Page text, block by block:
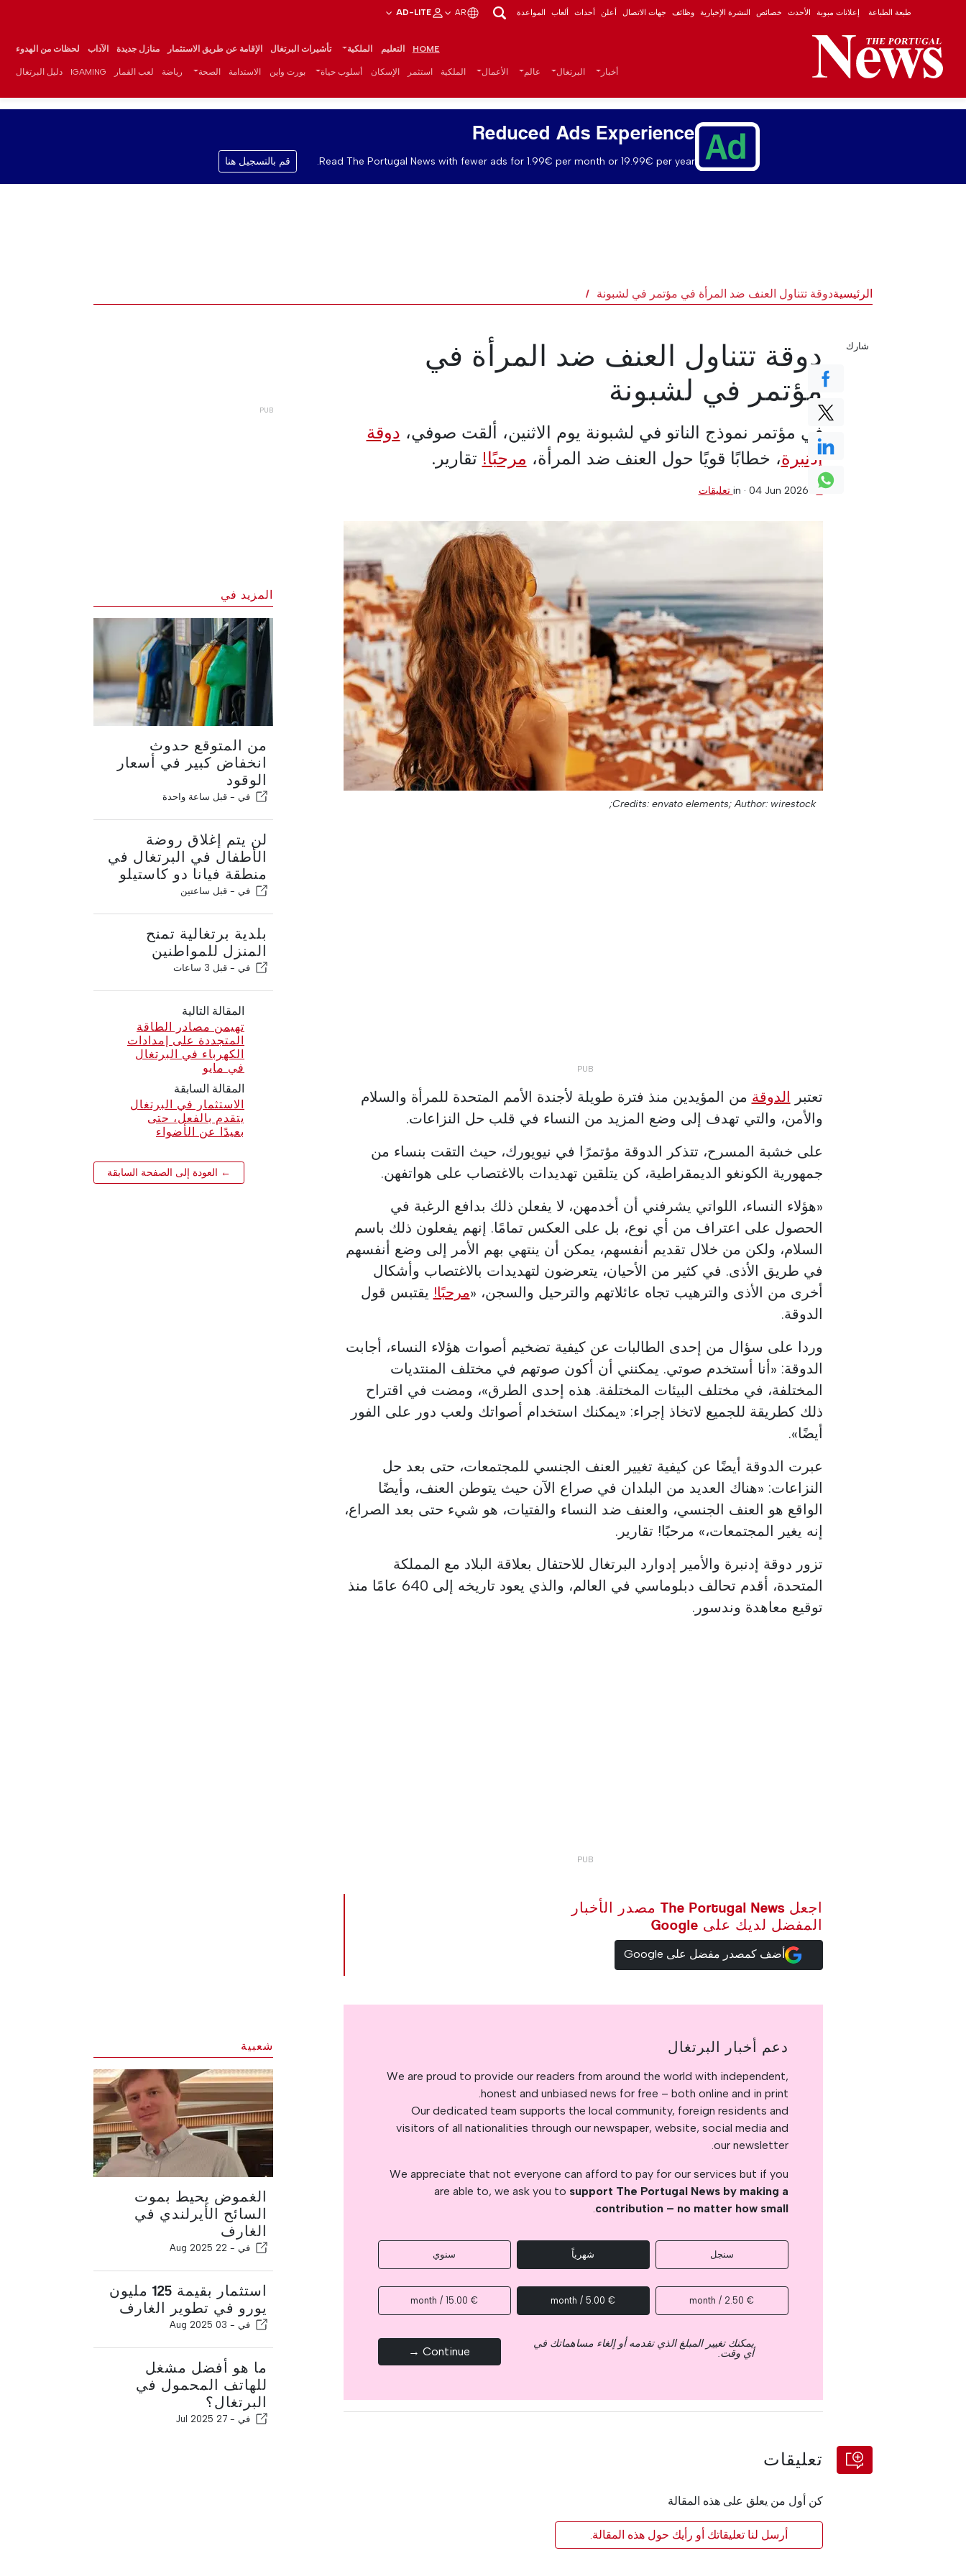
طبعة الطباعة إعلانات مبوبة الأحدث خصائص النشرة الإخبارية وظائف جهات الاتصال أعلن أحداث ألعاب المواعدة AR
AD-LITE
HOME التعليم الملكية تأشيرات البرتغال الإقامة عن طريق الاستثمار منازل جديدة الآداب لحظات من الهدوء
أخبار البرتغال عالم الأعمال الملكية استثمر الإسكان أسلوب حياة بورت واين الاستدامة الصحة رياضة لعب القمار IGAMING دليل البرتغال
Reduced Ads Experience
Read The Portugal News with fewer ads for 1.99€ per month or 19.99€ per year. قم بالتسجيل هنا
الرئيسيةدوقة تتناول العنف ضد المرأة في مؤتمر في لشبونة
دوقة تتناول العنف ضد المرأة في
مؤتمر في لشبونة
في مؤتمر نموذج الناتو في لشبونة يوم الاثنين، ألقت صوفي، دوقة
إدنبرة، خطابًا قويًا حول العنف ضد المرأة، مرحبًا! تقارير.
in · 04 Jun 2026 0 تعليقات
Credits: envato elements; Author: wirestock;
تعتبر الدوقة من المؤيدين منذ فترة طويلة لأجندة الأمم المتحدة للمرأة والسلام
والأمن، والتي تهدف إلى وضع المزيد من النساء في قلب حل النزاعات.
على خشبة المسرح، تتذكر الدوقة مؤتمرًا في نيويورك، حيث التقت بنساء من
جمهورية الكونغو الديمقراطية، كن يتلقين تهديدات بالاغتصاب على هواتفهن.
«هؤلاء النساء، اللواتي يشرفني أن أخدمهن، لا يفعلن ذلك بدافع الرغبة في
الحصول على اعتراف من أي نوع، بل على العكس تمامًا. إنهم يفعلون ذلك باسم
السلام، ولكن من خلال تقديم أنفسهم، يمكن أن ينتهي بهم الأمر إلى وضع أنفسهم
في طريق الأذى. في كثير من الأحيان، يتعرضون لتهديدات بالاغتصاب وأشكال
أخرى من الأذى والترهيب تجاه عائلاتهم والترحيل والسجن، «مرحبًا! يقتبس قول
الدوقة.
وردا على سؤال من إحدى الطالبات عن كيفية تضخيم أصوات هؤلاء النساء، أجابت
الدوقة: «أنا أستخدم صوتي. يمكنني أن أكون صوتهم في مختلف المنتديات
المختلفة، في مختلف البيئات المختلفة. هذه إحدى الطرق»، ومضت في اقتراح
ذلك كطريقة للجميع لاتخاذ إجراء: «يمكنك استخدام أصواتك ولعب دور على الفور
أيضًا».
عبرت الدوقة أيضًا عن كيفية تغيير العنف الجنسي للمجتمعات، حتى بعد حل
النزاعات: «هناك العديد من البلدان في صراع الآن حيث يتوطن العنف، وأيضًا
الواقع هو العنف الجنسي، والعنف ضد النساء والفتيات، هو شيء حتى بعد الصراع،
إنه يغير المجتمعات،» مرحبًا! تقارير.
تزور دوقة إدنبرة والأمير إدوارد البرتغال للاحتفال بعلاقة البلاد مع المملكة
المتحدة، أقدم تحالف دبلوماسي في العالم، والذي يعود تاريخه إلى 640 عامًا منذ
توقيع معاهدة وندسور.
اجعل The Portugal News مصدر الأخبار
المفضل لديك على Google
أضف كمصدر مفضل على Google
شارك
المزيد في
من المتوقع حدوث
انخفاض كبير في أسعار
الوقود
في - قبل ساعة واحدة
لن يتم إغلاق روضة
الأطفال في البرتغال في
منطقة فيانا دو كاستيلو
في - قبل ساعتين
بلدية برتغالية تمنح
المنزل للمواطنين
في - قبل 3 ساعات
المقالة التالية
تهيمن مصادر الطاقة
المتجددة على إمدادات
الكهرباء في البرتغال
في مايو
المقالة السابقة
الاستثمار في البرتغال
يتقدم بالفعل، حتى
بعيدًا عن الأضواء
← العودة إلى الصفحة السابقة
دعم أخبار البرتغال
We are proud to provide our readers from around the world with independent,
honest and unbiased news for free – both online and in print.
Our dedicated team supports the local community, foreign residents and
visitors of all nationalities through our newspaper, website, social media and
our newsletter.
We appreciate that not everyone can afford to pay for our services but if you
are able to, we ask you to support The Portugal News by making a
contribution – no matter how small
.
سنجل شهرياً سنوي
€ 2.50 / month
€ 5.00 / month
€ 15.00 / month
يمكنك تغيير المبلغ الذي تقدمه أو إلغاء مساهماتك في
أي وقت. Continue →
تعليقات
كن أول من يعلق على هذه المقالة
أرسل لنا تعليقاتك أو رأيك حول هذه المقالة.
شعبية
الغموض يحيط بموت
السائح الأيرلندي في
الغارف
في - 22 Aug 2025
استثمار بقيمة 125 مليون
يورو في تطوير الغارف
في - 03 Aug 2025
ما هو أفضل مشغل
للهاتف المحمول في
البرتغال؟
في - 27 Jul 2025